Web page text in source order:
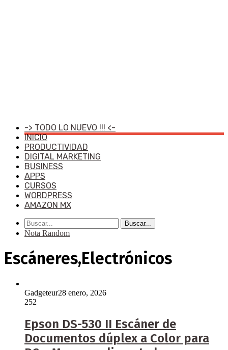
-> TODO LO NUEVO !!! <-
INICIO
PRODUCTIVIDAD
DIGITAL MARKETING
BUSINESS
APPS
CURSOS
WORDPRESS
AMAZON MX
Buscar...
Nota Random
Escáneres,Electrónicos
Gadgeteur28 enero, 2026
252
Epson DS-530 II Escáner de
Documentos dúplex a Color para